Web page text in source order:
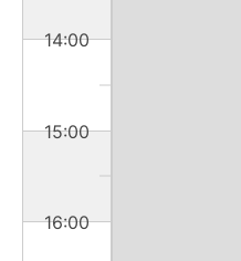
14:00
15:00
16:00